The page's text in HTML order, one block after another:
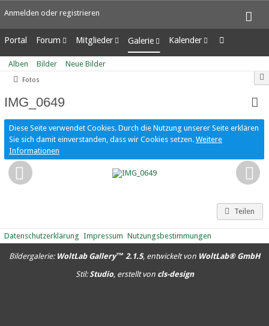
Anmelden oder registrieren
Portal Forum
Unerledigte Themen
Mitglieder
Letzte Aktivitäten
Benutzer online
Galerie
Alben
Bilder
Kalender
Wochenansicht
Tagesansicht
Alben Bilder Neue Bilder
Fotos
IMG_0649
Diese Seite verwendet Cookies. Durch die Nutzung unserer Seite erklären
Sie sich damit einverstanden, dass wir Cookies setzen. Weitere
Informationen
Teilen
Datenschutzerklärung Impressum Nutzungsbestimmungen
Bildergalerie: WoltLab Gallery™ 2.1.5, entwickelt von WoltLab® GmbH
Stil:Studio, erstellt von cls-design